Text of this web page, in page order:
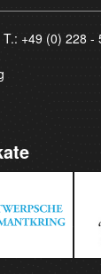
+49 (0) 228 -